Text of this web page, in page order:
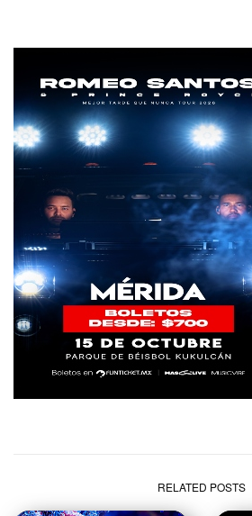
RELATED POSTS